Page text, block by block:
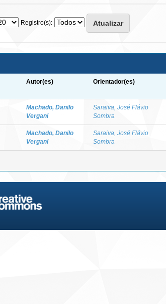
Registro(s):
Autor(es) Orientador(es)
Machado, Danilo
Vergani
Saraiva, José Flávio
Sombra
Machado, Danilo
Vergani
Saraiva, José Flávio
Sombra